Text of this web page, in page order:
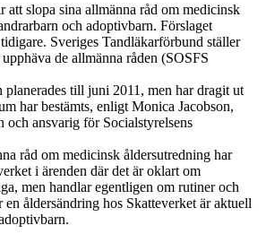
att slopa sina allmänna råd om medicinsk
och adoptivbarn. Förslaget
Sveriges Tandläkarförbund ställer
de allmänna råden (SOSFS
planerades till juni 2011, men har dragit ut
har bestämts, enligt Monica Jacobson,
och ansvarig för Socialstyrelsens
råd om medicinsk åldersutredning har
i ärenden där det är oklart om
men handlar egentligen om rutiner och
åldersändring hos Skatteverket är aktuell